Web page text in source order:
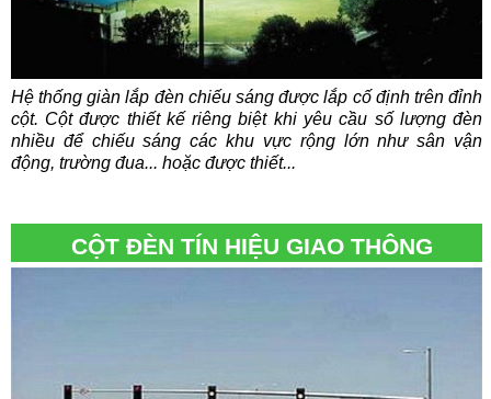
Hệ thống giàn lắp đèn chiếu sáng được lắp cố định trên đỉnh
cột. Cột được thiết kế riêng biệt khi yêu cầu số lượng đèn
nhiều để chiếu sáng các khu vực rộng lớn như sân vận
động, trường đua... hoặc được thiết...
CỘT ĐÈN TÍN HIỆU GIAO THÔNG